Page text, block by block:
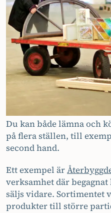
Du kan både lämna och
på flera ställen, till
second hand.
Ett exempel är
verksamhet där
säljs vidare. Sortimentet
produkter till större